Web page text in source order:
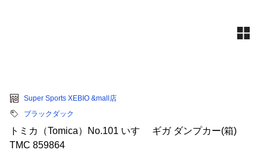
Super Sports XEBIO &mall店
ブラックダック
トミカ（Tomica）No.101 いすゞ ギガ ダンプカー(箱)
TMC 859864